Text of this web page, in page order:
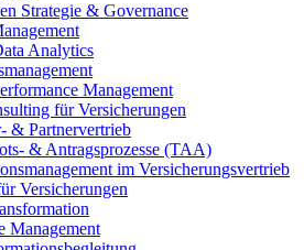
Strategie & Governance
Analytics
Management
für Versicherungen
& Partnervertrieb
& Antragsprozesse (TAA)
im Versicherungsvertrieb
Versicherungen
Management